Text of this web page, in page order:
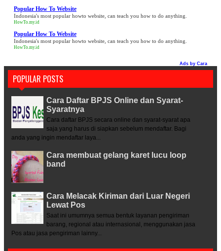
Popular How To Website
Indonesia's most popular howto website, can teach you how to do anything.
HowTo.my.id
Popular How To Website
Indonesia's most popular howto website, can teach you how to do anything.
HowTo.my.id
Ads by Cara
POPULAR POSTS
Cara Daftar BPJS Online dan Syarat-
Syaratnya
Cara daftar BPJS secara online dan syarat-syarat apa
saja yang harus di siapkan sebelum mendaftar. Bagi
anda yang ingin mendaftar laya...
Cara membuat gelang karet lucu loop
band
Cara Melacak Kiriman dari Luar Negeri
Lewat Pos
Saat ini umumnya semua bentuk layanan pengiriman
barang, regional atau internasional, menggunakan jasa
Pos atau jasa pengiriman lainny...